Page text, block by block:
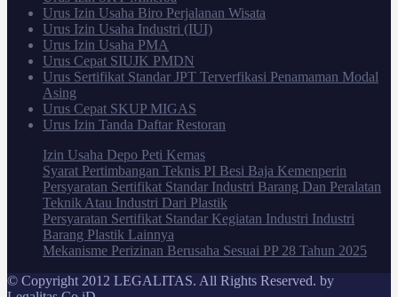
Urus Izin Usaha Biro Perjalanan Wisata
Urus Izin Usaha Industri (IUI)
Urus Izin Usaha PMA
Urus Cepat SIUJK PMDN
Urus Sertifikat Standar JPT Terverfikasi Penamaman Modal
Asing
Urus Cepat SKUP MIGAS
Urus Izin Tanda Daftar Restoran
Izin Usaha Depo Peti Kemas
Syarat Pertimbangan Teknis PI Besi Baja Kemenperin
Persyaratan Sertifikat Standar Industri Barang Dan Peralatan
Teknik Atau Industri Dari Plastik
Persyaratan Sertifikat Standar Kegiatan Industri Industri
Barang Plastik Lainnya
Mekanisme Perizinan Berusaha Sesuai PP 28 Tahun 2025
© Copyright 2012 LEGALITAS. All Rights Reserved. by